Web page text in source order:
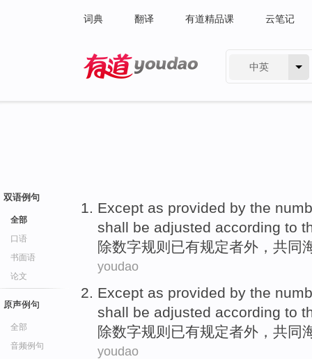
词典 翻译 有道精品课 云笔记
中英
双语例句
全部
口语
书面语
论文
原声例句
全部
音频例句
Except as provided by the
shall be adjusted according to
除数字规则 已有规定者外，共同
youdao
Except as provided by the
shall be adjusted according to
除数字规则 已有规定者外，共同
youdao